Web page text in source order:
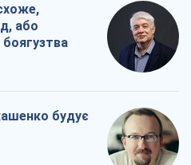
або
будує